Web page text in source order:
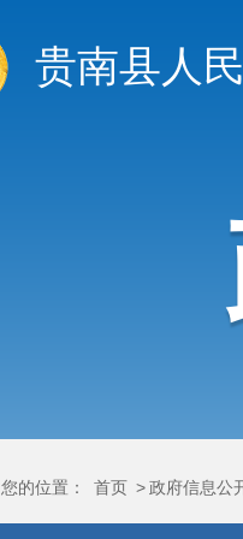
贵南县人
您的位置： 首页 >政府信息公